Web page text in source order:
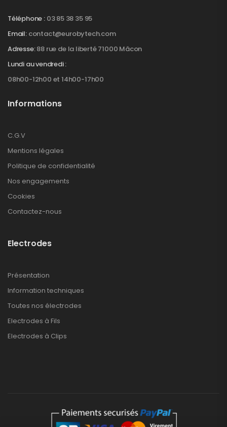
Téléphone : 03 85 38 35 95
Email: contact@eurobytech.com
Adresse:88 rue de la liberté 71000 Mâcon
Lundi au vendredi :
08h00-12h00 et 14h00-17h00
Informations
C.G.V
Mentions légales
Politique de confidentialité
Nos engagements
Cookies
Contactez-nous
Electrodes
Présentation
Information techniques
Toutes nos électrodes
Electrodes à Fils
Electrodes à Clips